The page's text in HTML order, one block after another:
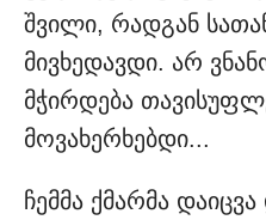
შვილი, რადგან
მივხედავდი. არ
მჭირდება
მოვახერხებდი...
ჩემმა ქმარმა